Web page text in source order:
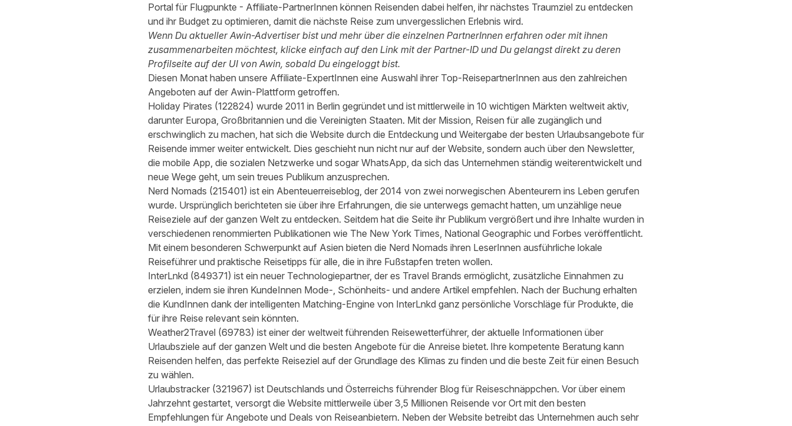
Portal für Flugpunkte - Affiliate-PartnerInnen können Reisenden dabei helfen, ihr nächstes Traumziel zu entdecken
und ihr Budget zu optimieren, damit die nächste Reise zum unvergesslichen Erlebnis wird.
Wenn Du aktueller Awin-Advertiser bist und mehr über die einzelnen PartnerInnen erfahren oder mit ihnen
zusammenarbeiten möchtest, klicke einfach auf den Link mit der Partner-ID und Du gelangst direkt zu deren
Profilseite auf der UI von Awin, sobald Du eingeloggt bist.
Diesen Monat haben unsere Affiliate-ExpertInnen eine Auswahl ihrer Top-ReisepartnerInnen aus den zahlreichen
Angeboten auf der Awin-Plattform getroffen.
Holiday Pirates (122824) wurde 2011 in Berlin gegründet und ist mittlerweile in 10 wichtigen Märkten weltweit aktiv,
darunter Europa, Großbritannien und die Vereinigten Staaten. Mit der Mission, Reisen für alle zugänglich und
erschwinglich zu machen, hat sich die Website durch die Entdeckung und Weitergabe der besten Urlaubsangebote für
Reisende immer weiter entwickelt. Dies geschieht nun nicht nur auf der Website, sondern auch über den Newsletter,
die mobile App, die sozialen Netzwerke und sogar WhatsApp, da sich das Unternehmen ständig weiterentwickelt und
neue Wege geht, um sein treues Publikum anzusprechen.
Nerd Nomads (215401) ist ein Abenteuerreiseblog, der 2014 von zwei norwegischen Abenteurern ins Leben gerufen
wurde. Ursprünglich berichteten sie über ihre Erfahrungen, die sie unterwegs gemacht hatten, um unzählige neue
Reiseziele auf der ganzen Welt zu entdecken. Seitdem hat die Seite ihr Publikum vergrößert und ihre Inhalte wurden in
verschiedenen renommierten Publikationen wie The New York Times, National Geographic und Forbes veröffentlicht.
Mit einem besonderen Schwerpunkt auf Asien bieten die Nerd Nomads ihren LeserInnen ausführliche lokale
Reiseführer und praktische Reisetipps für alle, die in ihre Fußstapfen treten wollen.
InterLnkd (849371) ist ein neuer Technologiepartner, der es Travel Brands ermöglicht, zusätzliche Einnahmen zu
erzielen, indem sie ihren KundeInnen Mode-, Schönheits- und andere Artikel empfehlen. Nach der Buchung erhalten
die KundInnen dank der intelligenten Matching-Engine von InterLnkd ganz persönliche Vorschläge für Produkte, die
für ihre Reise relevant sein könnten.
Weather2Travel(69783) ist einer der weltweit führenden Reisewetterführer, der aktuelle Informationen über
Urlaubsziele auf der ganzen Welt und die besten Angebote für die Anreise bietet. Ihre kompetente Beratung kann
Reisenden helfen, das perfekte Reiseziel auf der Grundlage des Klimas zu finden und die beste Zeit für einen Besuch
zu wählen.
Urlaubstracker(321967) ist Deutschlands und Österreichs führender Blog für Reiseschnäppchen. Vor über einem
Jahrzehnt gestartet, versorgt die Website mittlerweile über 3,5 Millionen Reisende vor Ort mit den besten
Empfehlungen für Angebote und Deals von Reiseanbietern. Neben der Website betreibt das Unternehmen auch sehr